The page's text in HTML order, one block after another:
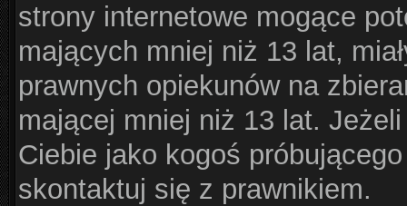
strony internetowe mogące
mających mniej niż 13 lat,
prawnych opiekunów na
mającej mniej niż 13 lat.
Ciebie jako kogoś
skontaktuj się z prawnikiem.